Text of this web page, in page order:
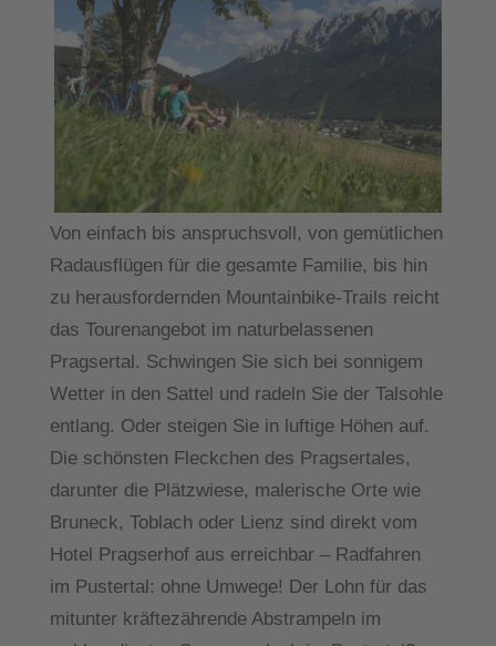
Von einfach bis anspruchsvoll, von gemütlichen
Radausflügen für die gesamte Familie, bis hin
zu herausfordernden Mountainbike-Trails reicht
das Tourenangebot im naturbelassenen
Pragsertal. Schwingen Sie sich bei sonnigem
Wetter in den Sattel und radeln Sie der Talsohle
entlang. Oder steigen Sie in luftige Höhen auf.
Die schönsten Fleckchen des Pragsertales,
darunter die Plätzwiese, malerische Orte wie
Bruneck, Toblach oder Lienz sind direkt vom
Hotel Pragserhof aus erreichbar – Radfahren
im Pustertal: ohne Umwege! Der Lohn für das
mitunter kräftezährende Abstrampeln im